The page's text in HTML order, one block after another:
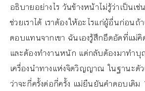
อธิบายอย่างไร วันข้างหน้าไม่รู้ว่าเป็นเช่
ช่วยเราได้ เราต้องให้อะไรแก่ผู้อื่นก่อนถ้
ตอบแทนจากเขา ฉันเองรู้สึกอึดอัดที่แม่คิ
และต้องทำงานหนัก แต่กลับต้องมาทำบุ
เครื่องนำทางแห่งจิตวิญญาณ ในฐานะตั
ว่าจะกี่ครั้งต่อกี่ครั้ง แม่ยืนยันคำตอบเดิม